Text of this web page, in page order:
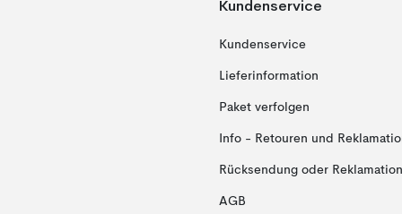
Kundenservice
Kundenservice
Lieferinformation
Paket verfolgen
Info - Retouren und
Rücksendung oder
AGB